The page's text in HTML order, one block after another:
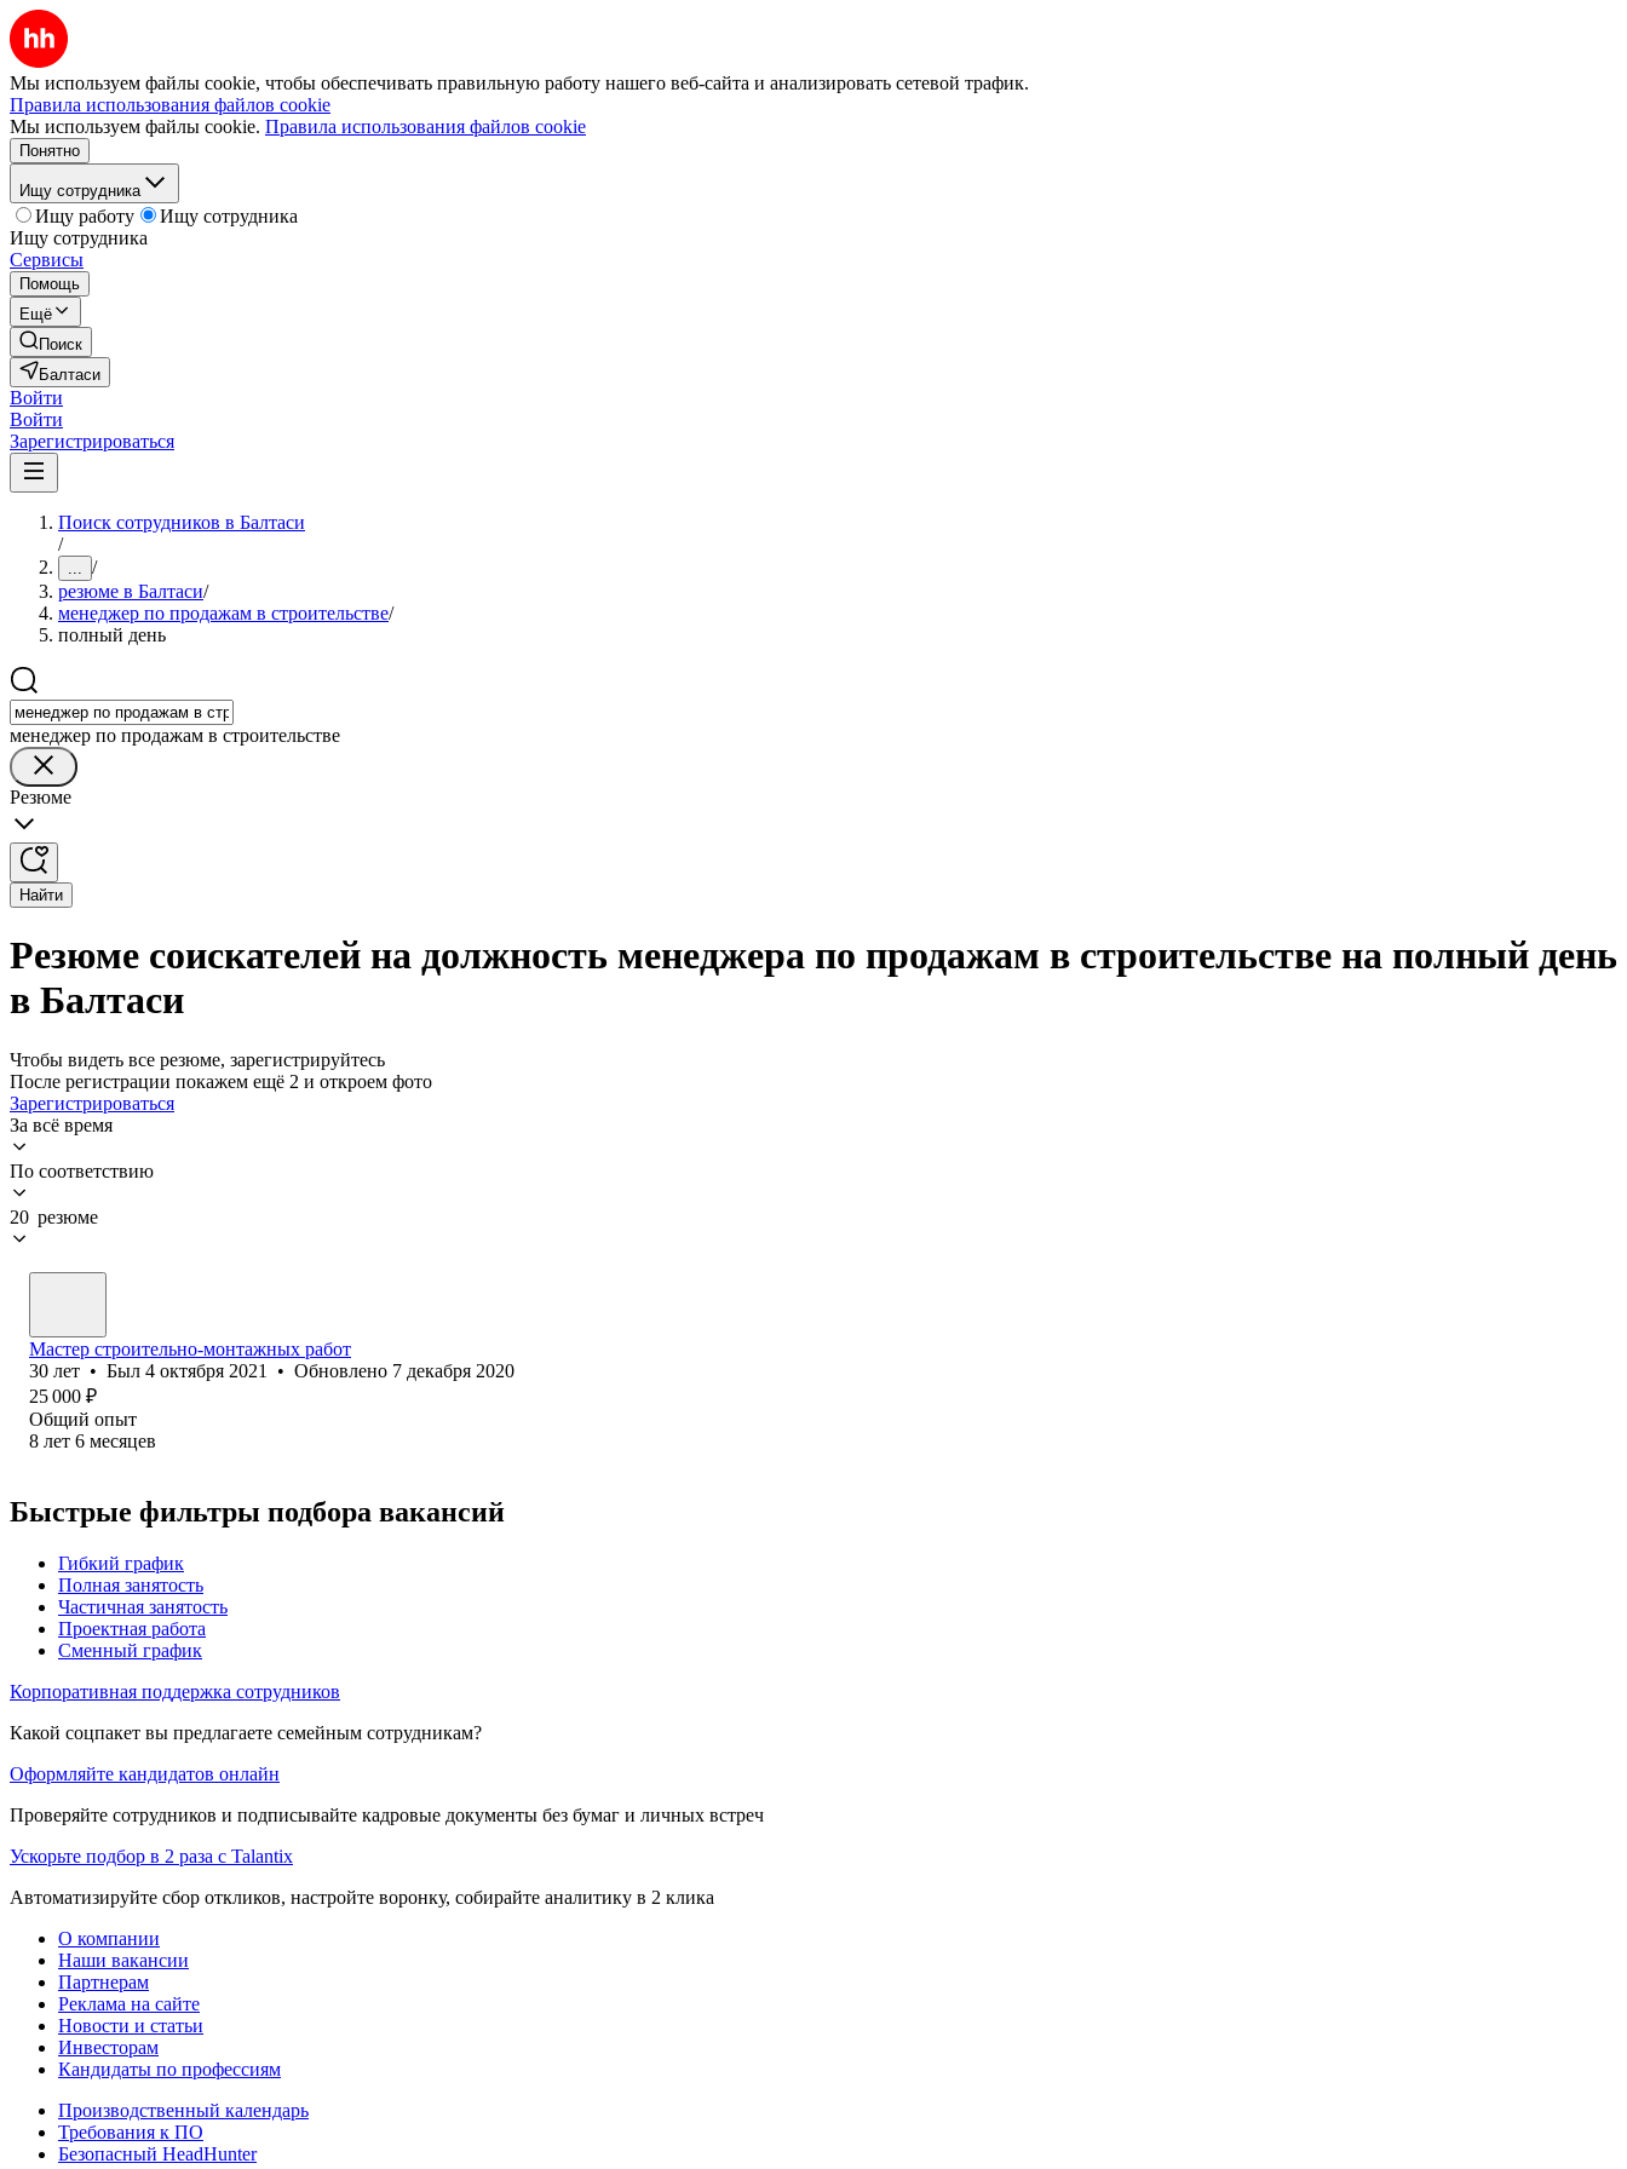
Мы используем файлы cookie, чтобы обеспечивать правильную работу нашего веб-сайта и анализировать сетевой трафик.
Правила использования файлов cookie
Мы используем файлы cookie. Правила использования файлов cookie
Понятно
Ищу сотрудника
Ищу работу
Ищу сотрудника
Ищу сотрудника
Сервисы
Помощь
Ещё
Поиск
Балтаси
Войти
Войти
Зарегистрироваться
Поиск сотрудников в Балтаси
/
... /
резюме в Балтаси/
менеджер по продажам в строительстве/
полный день
менеджер по продажам в строительстве
Резюме
Найти
Резюме соискателей на должность менеджера по продажам в строительстве на полный день
в Балтаси
Чтобы видеть все резюме, зарегистрируйтесь
После регистрации покажем ещё 2 и откроем фото
Зарегистрироваться
За всё время
По соответствию
20 резюме
Мастер строительно-монтажных работ
30 лет • Был 4 октября 2021 • Обновлено 7 декабря 2020
25 000 ₽
Общий опыт
8 лет 6 месяцев
Быстрые фильтры подбора вакансий
Гибкий график
Полная занятость
Частичная занятость
Проектная работа
Сменный график
Корпоративная поддержка сотрудников
Какой соцпакет вы предлагаете семейным сотрудникам?
Оформляйте кандидатов онлайн
Проверяйте сотрудников и подписывайте кадровые документы без бумаг и личных встреч
Ускорьте подбор в 2 раза с Talantix
Автоматизируйте сбор откликов, настройте воронку, собирайте аналитику в 2 клика
О компании
Наши вакансии
Партнерам
Реклама на сайте
Новости и статьи
Инвесторам
Кандидаты по профессиям
Производственный календарь
Требования к ПО
Безопасный HeadHunter